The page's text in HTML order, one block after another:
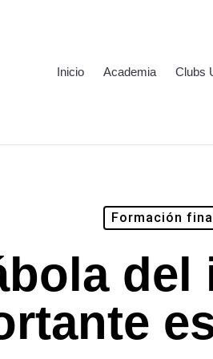
Inicio Academia Clubs
Formación